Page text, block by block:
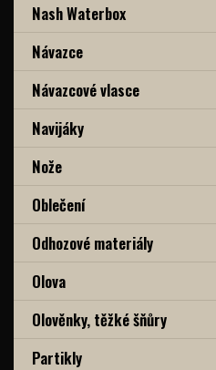
Nash Waterbox
Návazce
Návazcové vlasce
Navijáky
Nože
Oblečení
Odhozové materiály
Olova
Olověnky, těžké šňůry
Partikly